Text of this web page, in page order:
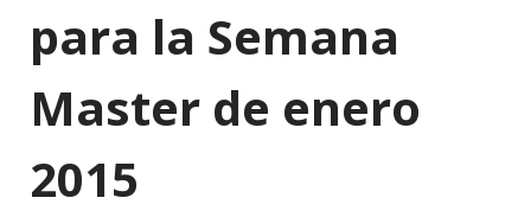
para la Semana
Master de enero
2015